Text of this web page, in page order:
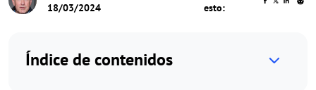
18/03/2024
esto:
Índice de contenidos